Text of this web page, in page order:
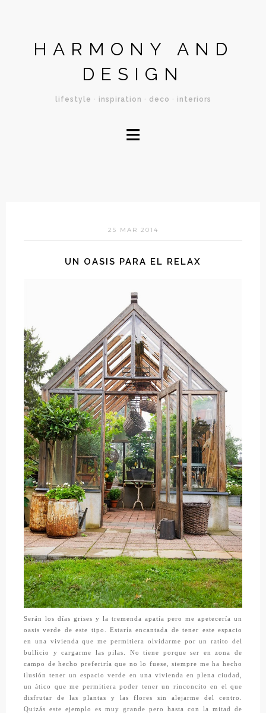
HARMONY AND
DESIGN
lifestyle · inspiration · deco · interiors
≡
25 MAR 2014
UN OASIS PARA EL RELAX
Serán los días grises y la tremenda apatía pero me apetecería un
oasis verde de este tipo. Estaría encantada de tener este espacio
en una vivienda que me permitiera olvidarme por un ratito del
bullicio y cargarme las pilas. No tiene porque ser en zona de
campo de hecho preferiría que no lo fuese, siempre me ha hecho
ilusión tener un espacio verde en una vivienda en plena ciudad,
un ático que me permitiera poder tener un rinconcito en el que
disfrutar de las plantas y las flores sin alejarme del centro.
Quizás este ejemplo es muy grande pero hasta con la mitad de